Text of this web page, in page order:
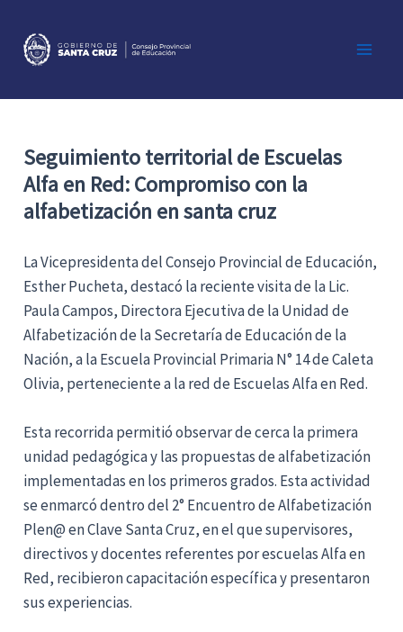
contenido
Seguimiento territorial de Escuelas
Alfa en Red: Compromiso con la
alfabetización en santa cruz
La Vicepresidenta del Consejo Provincial de Educación,
Esther Pucheta, destacó la reciente visita de la Lic.
Paula Campos, Directora Ejecutiva de la Unidad de
Alfabetización de la Secretaría de Educación de la
Nación, a la Escuela Provincial Primaria N° 14 de Caleta
Olivia, perteneciente a la red de Escuelas Alfa en Red.
Esta recorrida permitió observar de cerca la primera
unidad pedagógica y las propuestas de alfabetización
implementadas en los primeros grados. Esta actividad
se enmarcó dentro del 2° Encuentro de Alfabetización
Plen@ en Clave Santa Cruz, en el que supervisores,
directivos y docentes referentes por escuelas Alfa en
Red, recibieron capacitación específica y presentaron
sus experiencias.